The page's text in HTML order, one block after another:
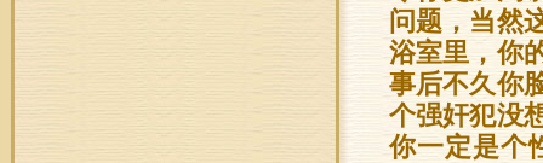
问题，当然
浴室里，你
事后不久你
个强奸犯没
你一定是个